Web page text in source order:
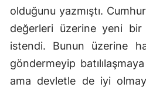
olduğunu yazmıştı.
değerleri üzerine yeni
istendi. Bunun üzerine
göndermeyip
ama devletle de iyi